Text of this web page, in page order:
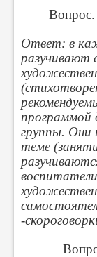
Вопрос.
Ответ: в
разучивают
программой
группы. Они
теме
-
Вопрос.